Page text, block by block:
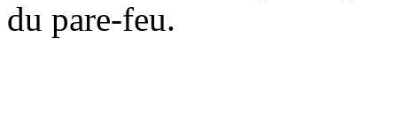
du pare-feu.